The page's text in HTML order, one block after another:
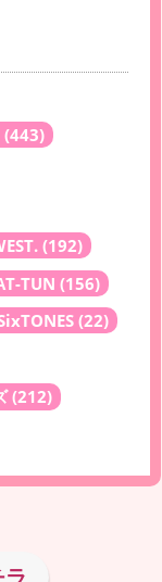
(443)
(192)
TUN (156)
(22)
(212)